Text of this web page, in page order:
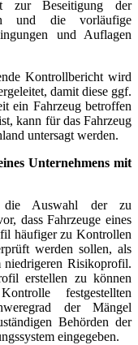
zur Beseitigung der
und die vorläufige
und Auflagen
Kontrollbericht wird
damit diese ggf.
ein Fahrzeug betroffen
kann für das Fahrzeug
untersagt werden.
Unternehmens mit
die Auswahl der zu
dass Fahrzeuge eines
häufiger zu Kontrollen
werden sollen, als
niedrigeren Risikoprofil.
erstellen zu können
festgestellten
der Mängel
Behörden der
eingegeben.